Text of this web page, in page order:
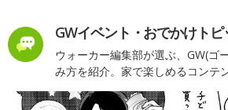
GWイベント・おでかけトピ
ウォーカー編集部が選ぶ、GW(ゴ
み方を紹介。家で楽しめるコンテ